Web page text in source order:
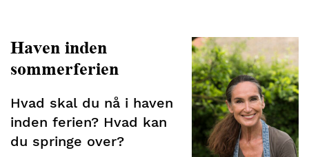
Haven inden
sommerferien
Hvad skal du nå i haven
inden ferien? Hvad kan
du springe over?